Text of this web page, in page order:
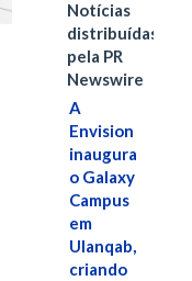
Notícias
distribuídas
pela PR
Newswire
A
Envision
inaugura
o Galaxy
Campus
em
Ulanqab,
criando